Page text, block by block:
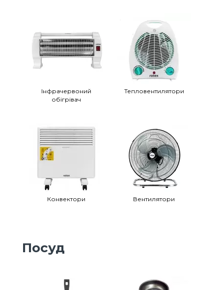
Інфрачервоний
обігрівач
Тепловентилятори
Конвектори Вентилятори
Посуд